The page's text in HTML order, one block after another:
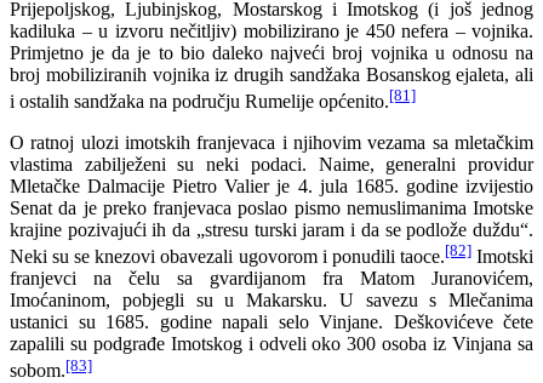
Prijepoljskog, Ljubinjskog, Mostarskog i Imotskog (i još jednog
kadiluka – u izvoru nečitljiv) mobilizirano je 450 nefera – vojnika.
Primjetno je da je to bio daleko najveći broj vojnika u odnosu na
broj mobiliziranih vojnika iz drugih sandžaka Bosanskog ejaleta, ali
i ostalih sandžaka na području Rumelije općenito.[81]
O ratnoj ulozi imotskih franjevaca i njihovim vezama sa mletačkim
vlastima zabilježeni su neki podaci. Naime, generalni providur
Mletačke Dalmacije Pietro Valier je 4. jula 1685. godine izvijestio
Senat da je preko franjevaca poslao pismo nemuslimanima Imotske
krajine pozivajući ih da „stresu turski jaram i da se podlože duždu“.
Neki su se knezovi obavezali ugovorom i ponudili taoce.[82]Imotski
franjevci na čelu sa gvardijanom fra Matom Juranovićem,
Imoćaninom, pobjegli su u Makarsku. U savezu s Mlečanima
ustanici su 1685. godine napali selo Vinjane. Deškovićeve čete
zapalili su podgrađe Imotskog i odveli oko 300 osoba iz Vinjana sa
sobom.[83]